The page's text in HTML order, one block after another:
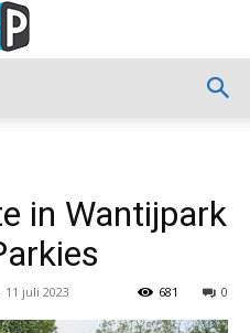
in Wantijpark
11 juli 2023 0
681